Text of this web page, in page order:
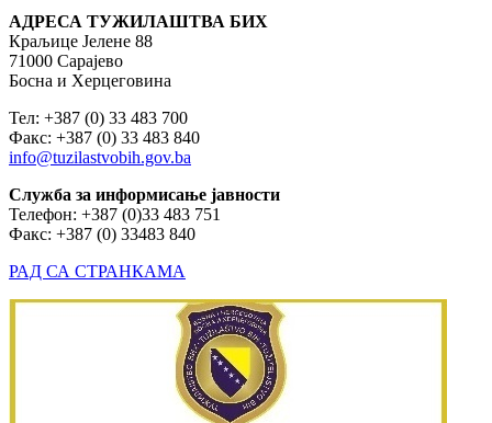
АДРЕСА ТУЖИЛАШТВА БИХ
Краљице Јелене 88
71000 Сарајево
Босна и Херцеговина
Тел: +387 (0) 33 483 700
Факс: +387 (0) 33 483 840
info@tuzilastvobih.gov.ba
Служба за информисање јавности
Телефон: +387 (0)33 483 751
Факс: +387 (0) 33483 840
РАД СА СТРАНКАМА